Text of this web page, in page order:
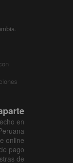
.
en
online
pago
de